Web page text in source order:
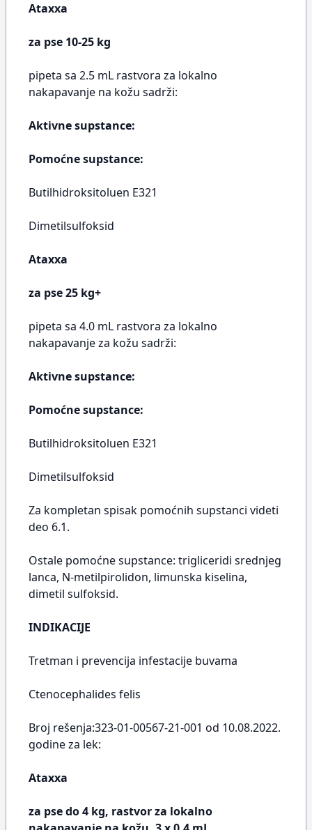
Ataxxa
za pse 10-25 kg
pipeta sa 2.5 mL rastvora za lokalno
nakapavanje na kožu sadrži:
Aktivne supstance:
Pomoćne supstance:
Butilhidroksitoluen E321
Dimetilsulfoksid
Ataxxa
za pse 25 kg+
pipeta sa 4.0 mL rastvora za lokalno
nakapavanje za kožu sadrži:
Aktivne supstance:
Pomoćne supstance:
Butilhidroksitoluen E321
Dimetilsulfoksid
Za kompletan spisak pomoćnih supstanci videti
deo 6.1.
Ostale pomoćne supstance: trigliceridi srednjeg
lanca, N-metilpirolidon, limunska kiselina,
dimetil sulfoksid.
INDIKACIJE
Tretman i prevencija infestacije buvama
Ctenocephalides felis
Broj rešenja:323-01-00567-21-001 od 10.08.2022.
godine za lek:
Ataxxa
za pse do 4 kg, rastvor za lokalno